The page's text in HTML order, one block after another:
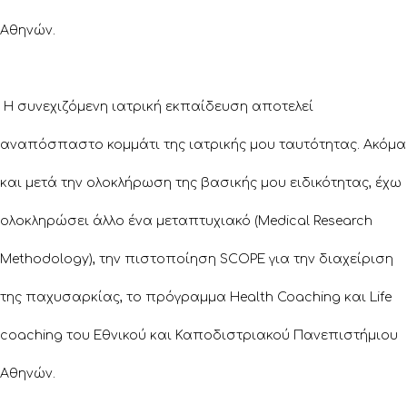
Αθηνών.
Η συνεχιζόμενη ιατρική εκπαίδευση αποτελεί
αναπόσπαστο κομμάτι της ιατρικής μου ταυτότητας. Ακόμα
και μετά την ολοκλήρωση της βασικής μου ειδικότητας, έχω
ολοκληρώσει άλλο ένα μεταπτυχιακό (Medical Research
Methodology), την πιστοποίηση SCOPE για την διαχείριση
της παχυσαρκίας, το πρόγραμμα Health Coaching και Life
coaching του Εθνικού και Καποδιστριακού Πανεπιστήμιου
Αθηνών.